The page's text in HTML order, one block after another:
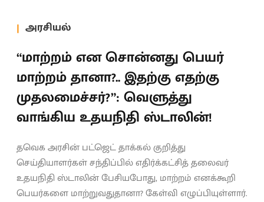
அரசியல்
“மாற்றம் என சொன்னது பெயர்
மாற்றம் தானா?.. இதற்கு எதற்கு
முதலமைச்சர்?”: வெளுத்து
வாங்கிய உதயநிதி ஸ்டாலின்!
தவெக அரசின் பட்ஜெட் தாக்கல் குறித்து
செய்தியாளர்கள் சந்திப்பில் எதிர்க்கட்சித் தலைவர்
உதயநிதி ஸ்டாலின் பேசியபோது, மாற்றம் எனக்கூறி
பெயர்களை மாற்றுவதுதானா? கேள்வி எழுப்பியுள்ளார்.